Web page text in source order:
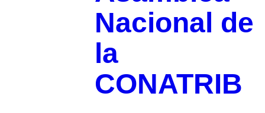
Nacional de
la
CONATRIB